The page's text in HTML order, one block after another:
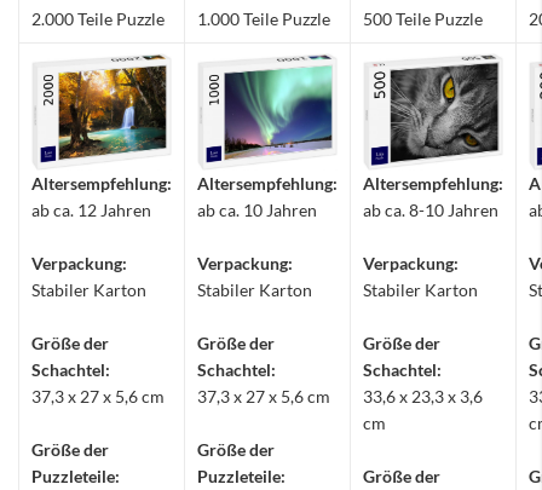
2.000 Teile Puzzle 1.000 Teile Puzzle 500 Teile Puzzle
Altersempfehlung:
ab ca. 12 Jahren
Verpackung:
Stabiler Karton
Größe der
Schachtel:
37,3 x 27 x 5,6 cm
Größe der
Puzzleteile:
Altersempfehlung:
ab ca. 10 Jahren
Verpackung:
Stabiler Karton
Größe der
Schachtel:
37,3 x 27 x 5,6 cm
Größe der
Puzzleteile:
Altersempfehlung:
ab ca. 8-10 Jahren
Verpackung:
Stabiler Karton
Größe der
Schachtel:
33,6 x 23,3 x 3,6
cm
Größe der